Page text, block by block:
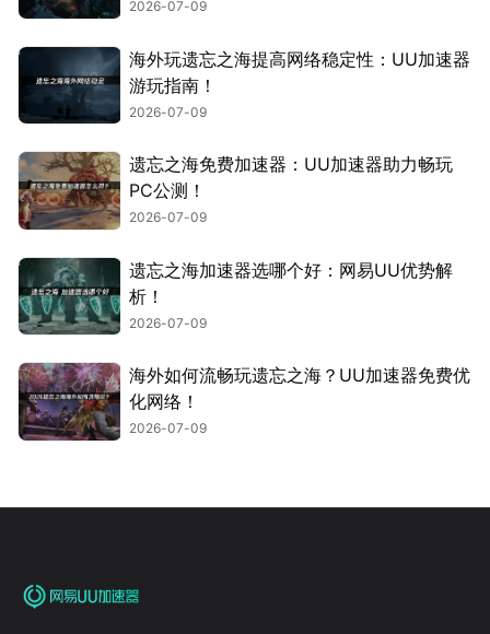
2026-07-09
海外玩遗忘之海提高网络稳定性：UU加速器
游玩指南！
2026-07-09
遗忘之海免费加速器：UU加速器助力畅玩
PC公测！
2026-07-09
遗忘之海加速器选哪个好：网易UU优势解
析！
2026-07-09
海外如何流畅玩遗忘之海？UU加速器免费优
化网络！
2026-07-09